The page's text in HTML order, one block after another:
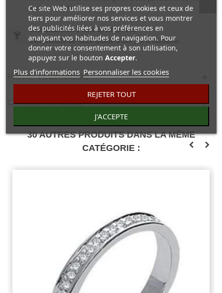
rapides et fiables.
MEILLEURS PRIX GARANTIS
Des produits de haute qualité à des prix imbattables..
FICHE TECHNIQUE
COMENTAIRES(0)
30 AUTRES PRODUITS DANS LA MÊME
CATÉGORIE :
Ce site Web utilise ses propres cookies et ceux de
tiers pour améliorer nos services et vous montrer
des publicités liées à vos préférences en
analysant vos habitudes de navigation. Pour
donner votre consentement à son utilisation,
appuyez sur le bouton Accepter.
Plus d'informations Personnaliser les cookies
REJETER TOUT
J'ACCEPTE